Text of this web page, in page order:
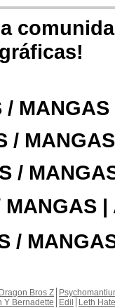
/
/
/
|
/
Bros Z
Y Bernadette Edil
Leth Hate